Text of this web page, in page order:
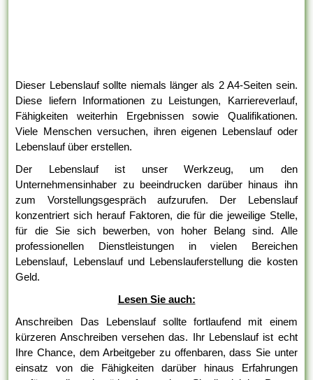
Dieser Lebenslauf sollte niemals länger als 2 A4-Seiten sein.
Diese liefern Informationen zu Leistungen, Karriereverlauf,
Fähigkeiten weiterhin Ergebnissen sowie Qualifikationen.
Viele Menschen versuchen, ihren eigenen Lebenslauf oder
Lebenslauf über erstellen.
Der Lebenslauf ist unser Werkzeug, um den
Unternehmensinhaber zu beeindrucken darüber hinaus ihn
zum Vorstellungsgespräch aufzurufen. Der Lebenslauf
konzentriert sich herauf Faktoren, die für die jeweilige Stelle,
für die Sie sich bewerben, von hoher Belang sind. Alle
professionellen Dienstleistungen in vielen Bereichen
Lebenslauf, Lebenslauf und Lebenslauferstellung die kosten
Geld.
Lesen Sie auch:
Anschreiben Das Lebenslauf sollte fortlaufend mit einem
kürzeren Anschreiben versehen das. Ihr Lebenslauf ist echt
Ihre Chance, dem Arbeitgeber zu offenbaren, dass Sie unter
einsatz von die Fähigkeiten darüber hinaus Erfahrungen